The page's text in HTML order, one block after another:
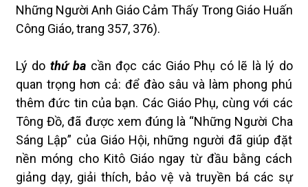
Những Người Anh Giáo Cảm Thấy Trong Giáo Huấn
Công Giáo, trang 357, 376).
Lý do thứ ba cần đọc các Giáo Phụ có lẽ là lý do
quan trọng hơn cả: để đào sâu và làm phong phú
thêm đức tin của bạn. Các Giáo Phụ, cùng với các
Tông Đồ, đã được xem đúng là “Những Người Cha
Sáng Lập” của Giáo Hội, những người đã giúp đặt
nền móng cho Kitô Giáo ngay từ đầu bằng cách
giảng dạy, giải thích, bảo vệ và truyền bá các sự